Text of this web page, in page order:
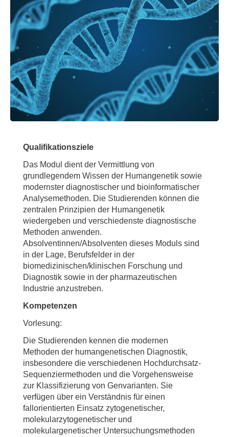
Qualifikationsziele
Das Modul dient der Vermittlung von
grundlegendem Wissen der Humangenetik sowie
modernster diagnostischer und bioinformatischer
Analysemethoden. Die Studierenden können die
zentralen Prinzipien der Humangenetik
wiedergeben und verschiedenste diagnostische
Methoden anwenden.
Absolventinnen/Absolventen dieses Moduls sind
in der Lage, Berufsfelder in der
biomedizinischen/klinischen Forschung und
Diagnostik sowie in der pharmazeutischen
Industrie anzustreben.
Kompetenzen
Vorlesung:
Die Studierenden kennen die modernen
Methoden der humangenetischen Diagnostik,
insbesondere die verschiedenen Hochdurchsatz-
Sequenziermethoden und die Vorgehensweise
zur Klassifizierung von Genvarianten. Sie
verfügen über ein Verständnis für einen
fallorientierten Einsatz zytogenetischer,
molekularzytogenetischer und
molekulargenetischer Untersuchungsmethoden